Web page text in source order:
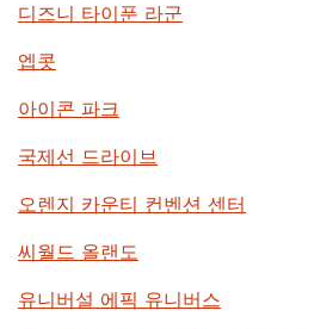
디즈니 타이푼 라군
엡콧
아이콘 파크
국제선 드라이브
오렌지 카운티 컨벤션 센터
씨월드 올랜도
유니버설 에픽 유니버스